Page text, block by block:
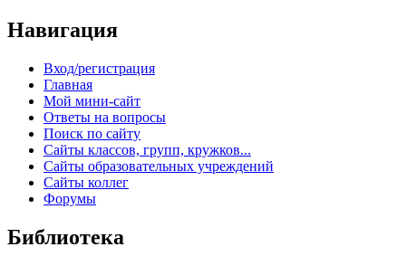
Навигация
Вход/регистрация
Главная
Мой мини-сайт
Ответы на вопросы
Поиск по сайту
Сайты классов, групп, кружков...
Сайты образовательных учреждений
Сайты коллег
Форумы
Библиотека